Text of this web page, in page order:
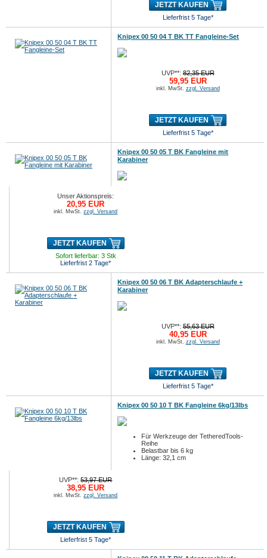
JETZT KAUFEN
Lieferfrist 5 Tage*
Knipex 00 50 04 T BK TT Fangleine-Set
UVP**:82,35 EUR
59,95 EUR
inkl. MwSt. zzgl. Versand
JETZT KAUFEN
Lieferfrist 5 Tage*
Knipex 00 50 05 T BK Fangleine mit
Karabiner
Unser Aktionspreis:
20,95 EUR
inkl. MwSt.zzgl. Versand
JETZT KAUFEN
Sofort lieferbar: 3 Stk
Lieferfrist 2 Tage*
Knipex 00 50 06 T BK Adapterschlaufe +
Karabiner
UVP**:55,63 EUR
40,95 EUR
inkl. MwSt. zzgl. Versand
JETZT KAUFEN
Lieferfrist 5 Tage*
Knipex 00 50 10 T BK Fangleine 6kg/13lbs
Für Werkzeuge der TetheredTools-
Reihe
Belastbar bis 6 kg
Länge: 32,1 cm
UVP**:53,97 EUR
38,95 EUR
inkl. MwSt.zzgl. Versand
JETZT KAUFEN
Lieferfrist 5 Tage*